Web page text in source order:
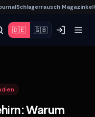
Schlagerrausch Magazin
🇩🇪 🇬🇧
Warum